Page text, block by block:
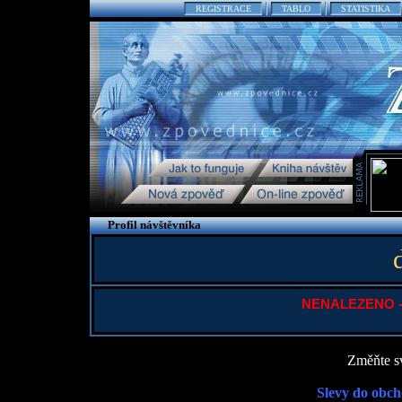
REGISTRACE TABLO STATISTIKA
Profil návštěvníka
NENALEZENO
Změňte
Slevy do